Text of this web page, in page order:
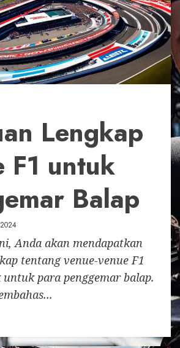
Lengkap
F1 untuk
Balap
Anda akan mendapatkan
tentang venue-venue F1
para penggemar balap.